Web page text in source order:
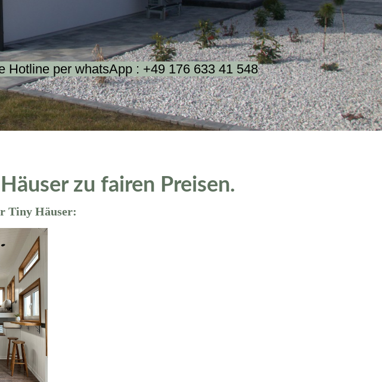
Hotline per whatsApp : +49 176 633 41 548
zu fairen Preisen.
Tiny Häuser: